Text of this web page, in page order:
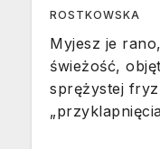
ROSTKOWSKA
Myjesz je
świeżość,
sprężystej